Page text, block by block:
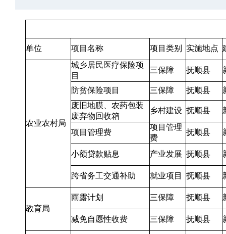
单位 项目名称 项目类别 实施地点
农业农村局
城乡居民医疗保险项
目
三保障 抚顺县
防贫保险项目 三保障 抚顺县
废旧地膜、农药包装
废弃物回收箱
乡村建设 抚顺县
项目管理费
项目管理
费
抚顺县
小额贷款贴息 产业发展 抚顺县
跨省务工交通补助 就业项目 抚顺县
教育局
雨露计划 三保障 抚顺县
减免自愿性收费 三保障 抚顺县